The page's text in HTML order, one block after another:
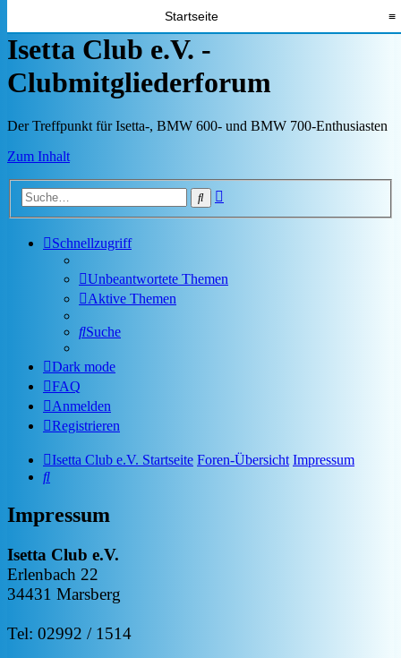
Startseite ≡
Isetta Club e.V. -
Clubmitgliederforum
Der Treffpunkt für Isetta-, BMW 600- und BMW 700-Enthusiasten
Zum Inhalt
Suche
Schnellzugriff
Unbeantwortete Themen
Aktive Themen
Suche
Dark mode
FAQ
Anmelden
Registrieren
Isetta Club e.V. Startseite Foren-Übersicht Impressum
Suche
Impressum
Isetta Club e.V.
Erlenbach 22
34431 Marsberg
Tel: 02992 / 1514